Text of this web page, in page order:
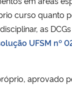
curso quanto
as
UFSM nº
aprovado